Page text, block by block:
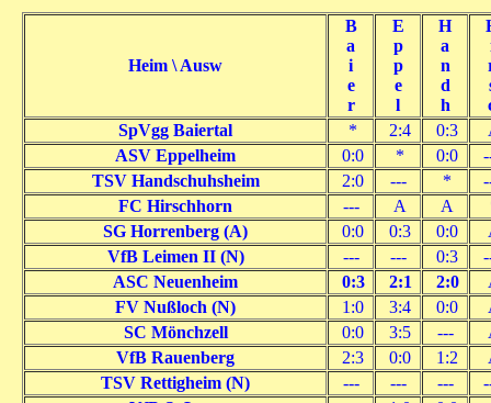
Heim \ Ausw
B
a
i
e
r
E
p
p
e
l
H
a
n
d
h
SpVgg Baiertal
* 2:4 0:3
ASV Eppelheim
0:0 * 0:0
TSV Handschuhsheim
2:0 --- *
FC Hirschhorn
--- A A
SG Horrenberg (A)
0:0 0:3 0:0
VfB Leimen II (N)
--- --- 0:3
ASC Neuenheim
0:3 2:1 2:0
FV Nußloch (N)
1:0 3:4 0:0
SC Mönchzell
0:0 3:5 ---
VfB Rauenberg
2:3 0:0 1:2
TSV Rettigheim (N)
--- --- ---